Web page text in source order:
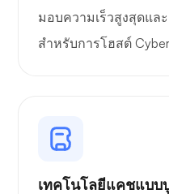
มอบความเร็วสูงสุดแล
สำหรับการโฮสต์
เทคโนโลยีแคชแบบ